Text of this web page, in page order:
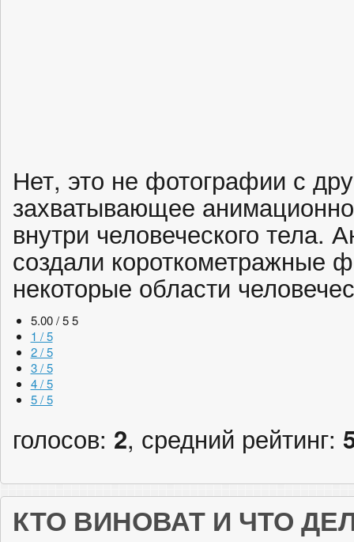
Нет, это не фотографии с
захватывающее
внутри человеческого тела.
создали короткометражные
некоторые области
5.00 / 5 5
1 / 5
2 / 5
3 / 5
4 / 5
5 / 5
голосов: 2, средний рейтинг:
КТО ВИНОВАТ И ЧТО